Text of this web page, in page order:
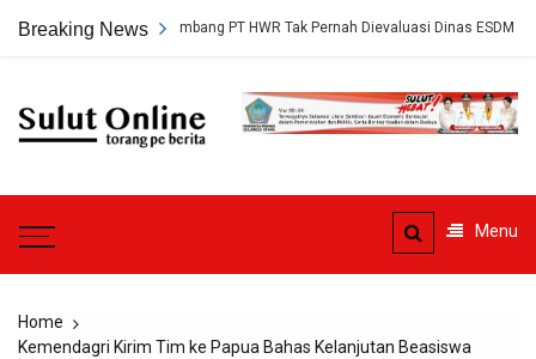
Breaking News
Persetujuan Tambang PT HWR Tak Pernah Dievaluasi Dinas ESDM
Sulut
Menu
Home
Kemendagri Kirim Tim ke Papua Bahas Kelanjutan Beasiswa